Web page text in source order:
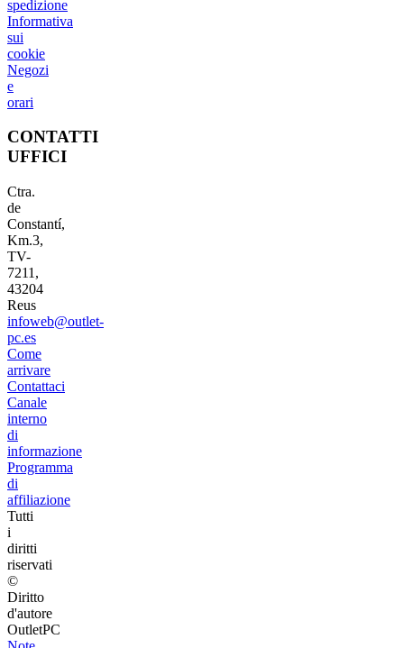
spedizione
Informativa
sui
cookie
Negozi
e
orari
CONTATTI
UFFICI
Ctra.
de
Constantí,
Km.3,
TV-
7211,
43204
Reus
infoweb@outlet-
pc.es
Come
arrivare
Contattaci
Canale
interno
di
informazione
Programma
di
affiliazione
Tutti
i
diritti
riservati
©
Diritto
d'autore
OutletPC